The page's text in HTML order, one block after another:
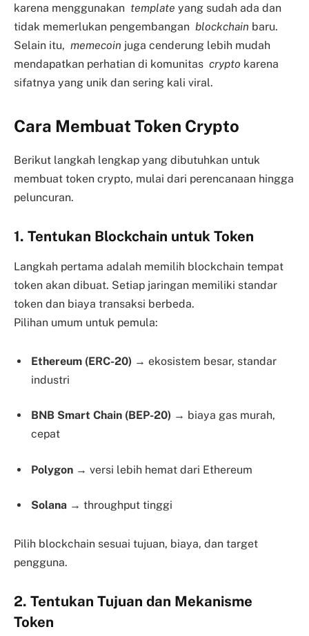
karena menggunakan template yang sudah ada dan
tidak memerlukan pengembangan blockchain baru.
Selain itu, memecoin juga cenderung lebih mudah
mendapatkan perhatian di komunitas crypto karena
sifatnya yang unik dan sering kali viral.
Cara Membuat Token Crypto
Berikut langkah lengkap yang dibutuhkan untuk
membuat token crypto, mulai dari perencanaan hingga
peluncuran.
1. Tentukan Blockchain untuk Token
Langkah pertama adalah memilih blockchain tempat
token akan dibuat. Setiap jaringan memiliki standar
token dan biaya transaksi berbeda.
Pilihan umum untuk pemula:
Ethereum (ERC-20) → ekosistem besar, standar
industri
BNB Smart Chain (BEP-20) → biaya gas murah,
cepat
Polygon → versi lebih hemat dari Ethereum
Solana → throughput tinggi
Pilih blockchain sesuai tujuan, biaya, dan target
pengguna.
2. Tentukan Tujuan dan Mekanisme
Token